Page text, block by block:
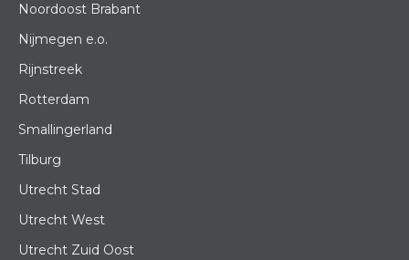
Noordoost Brabant
Nijmegen e.o.
Rijnstreek
Rotterdam
Smallingerland
Tilburg
Utrecht Stad
Utrecht West
Utrecht Zuid Oost